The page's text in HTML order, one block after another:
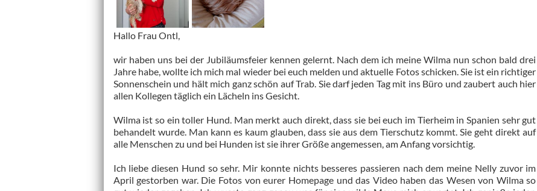
Hallo Frau Ontl,
wir haben uns bei der Jubiläumsfeier kennen gelernt. Nach dem ich meine Wilma nun schon bald drei
Jahre habe, wollte ich mich mal wieder bei euch melden und aktuelle Fotos schicken. Sie ist ein richtiger
Sonnenschein und hält mich ganz schön auf Trab. Sie darf jeden Tag mit ins Büro und zaubert auch hier
allen Kollegen täglich ein Lächeln ins Gesicht.
Wilma ist so ein toller Hund. Man merkt auch direkt, dass sie bei euch im Tierheim in Spanien sehr gut
behandelt wurde. Man kann es kaum glauben, dass sie aus dem Tierschutz kommt. Sie geht direkt auf
alle Menschen zu und bei Hunden ist sie ihrer Größe angemessen, am Anfang vorsichtig.
Ich liebe diesen Hund so sehr. Mir konnte nichts besseres passieren nach dem meine Nelly zuvor im
April gestorben war. Die Fotos von eurer Homepage und das Video haben das Wesen von Wilma so